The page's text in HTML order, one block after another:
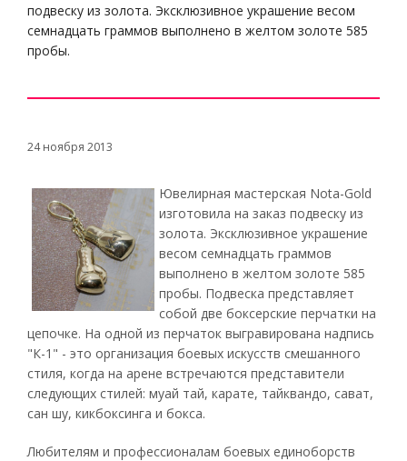
подвеску из золота. Эксклюзивное украшение весом
семнадцать граммов выполнено в желтом золоте 585
пробы.
24 ноября 2013
Ювелирная мастерская Nota-Gold
изготовила на заказ подвеску из
золота. Эксклюзивное украшение
весом семнадцать граммов
выполнено в желтом золоте 585
пробы. Подвеска представляет
собой две боксерские перчатки на
цепочке. На одной из перчаток выгравирована надпись
"К-1" - это организация боевых искусств смешанного
стиля, когда на арене встречаются представители
следующих стилей: муай тай, карате, тайквандо, сават,
сан шу, кикбоксинга и бокса.
Любителям и профессионалам боевых единоборств